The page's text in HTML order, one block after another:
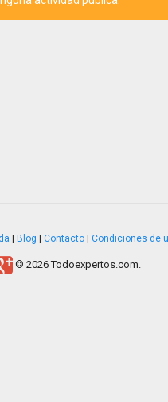
Blog Contacto Condiciones de
© 2026 Todoexpertos.com.